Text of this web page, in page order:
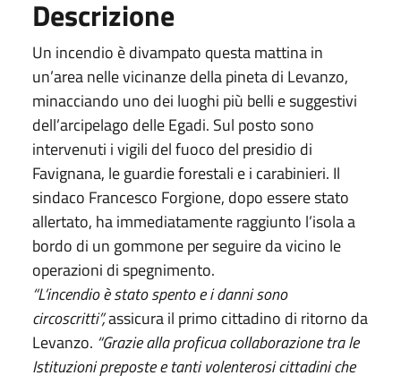
Descrizione
Un incendio è divampato questa mattina in
un’area nelle vicinanze della pineta di Levanzo,
minacciando uno dei luoghi più belli e suggestivi
dell’arcipelago delle Egadi. Sul posto sono
intervenuti i vigili del fuoco del presidio di
Favignana, le guardie forestali e i carabinieri. Il
sindaco Francesco Forgione, dopo essere stato
allertato, ha immediatamente raggiunto l’isola a
bordo di un gommone per seguire da vicino le
operazioni di spegnimento.
“L’incendio è stato spento e i danni sono
circoscritti”,assicura il primo cittadino di ritorno da
Levanzo. “Grazie alla proficua collaborazione tra le
Istituzioni preposte e tanti volenterosi cittadini che